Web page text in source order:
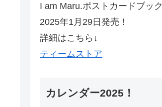
I am Maru.ポストカードブック
2025年1月29日発売！
詳細はこちら↓
ティームストア
カレンダー2025！